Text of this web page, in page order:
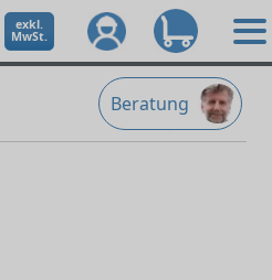
exkl.
MwSt.
Beratung